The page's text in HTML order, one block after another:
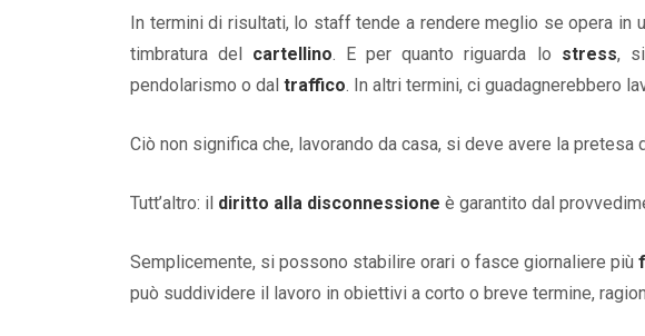
In termini di risultati, lo staff tende a rendere meglio se opera in
timbratura del cartellino. E per quanto riguarda lo stress,
pendolarismo o dal traffico. In altri termini, ci guadagnerebbero
Ciò non significa che, lavorando da casa, si deve avere la
Tutt’altro: il diritto alla disconnessione è garantito dal
Semplicemente, si possono stabilire orari o fasce giornaliere più
può suddividere il lavoro in obiettivi a corto o breve termine,